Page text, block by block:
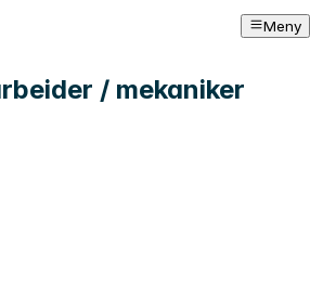
Meny
/ mekaniker